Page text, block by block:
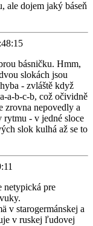
ale dojem jaký báseň
básničku. Hmm,
slokách jsou
- zvláště když
a-b-c-b, což očividně
zrovna nepovedly a
- v jedné sloce
slok kulhá až se to
netypická pre
v starogermánskej a
v ruskej ľudovej